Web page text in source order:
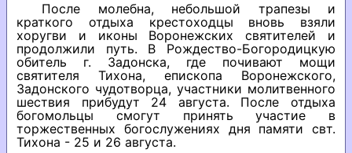
После молебна, небольшой трапезы и
краткого отдыха крестоходцы вновь взяли
хоругви и иконы Воронежских святителей и
продолжили путь. В Рождество-Богородицкую
обитель г. Задонска, где почивают мощи
святителя Тихона, епископа Воронежского,
Задонского чудотворца, участники молитвенного
шествия прибудут 24 августа. После отдыха
богомольцы смогут принять участие в
торжественных богослужениях дня памяти свт.
Тихона - 25 и 26 августа.